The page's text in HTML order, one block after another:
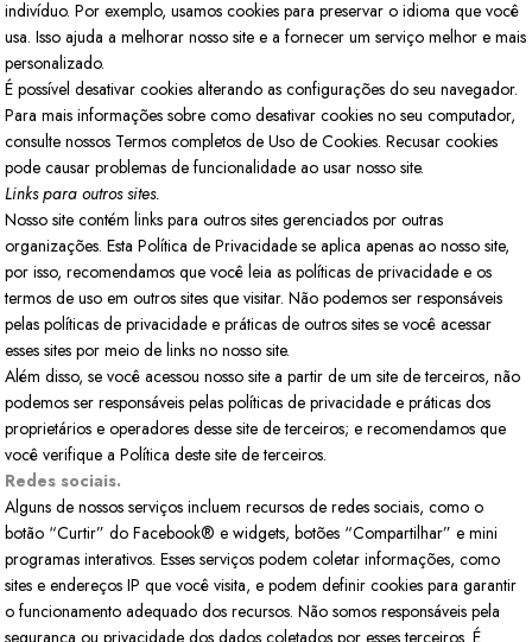
indivíduo. Por exemplo, usamos cookies para preservar o idioma que você
usa. Isso ajuda a melhorar nosso site e a fornecer um serviço melhor e mais
personalizado.
É possível desativar cookies alterando as configurações do seu navegador.
Para mais informações sobre como desativar cookies no seu computador,
consulte nossos Termos completos de Uso de Cookies. Recusar cookies
pode causar problemas de funcionalidade ao usar nosso site.
Links para outros sites.
Nosso site contém links para outros sites gerenciados por outras
organizações. Esta Política de Privacidade se aplica apenas ao nosso site,
por isso, recomendamos que você leia as políticas de privacidade e os
termos de uso em outros sites que visitar. Não podemos ser responsáveis
pelas políticas de privacidade e práticas de outros sites se você acessar
esses sites por meio de links no nosso site.
Além disso, se você acessou nosso site a partir de um site de terceiros, não
podemos ser responsáveis pelas políticas de privacidade e práticas dos
proprietários e operadores desse site de terceiros; e recomendamos que
você verifique a Política deste site de terceiros.
Redes sociais.
Alguns de nossos serviços incluem recursos de redes sociais, como o
botão “Curtir” do Facebook® e widgets, botões “Compartilhar” e mini
programas interativos. Esses serviços podem coletar informações, como
sites e endereços IP que você visita, e podem definir cookies para garantir
o funcionamento adequado dos recursos. Não somos responsáveis pela
segurança ou privacidade dos dados coletados por esses terceiros. É